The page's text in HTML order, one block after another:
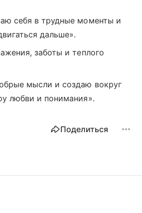
себя в трудные моменты и
дальше».
заботы и теплого
мысли и создаю вокруг
любви и понимания».
Поделиться